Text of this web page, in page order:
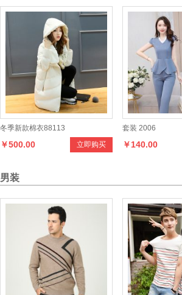
冬季新款棉衣88113
立即购买
￥500.00
套装 2006
￥140.00
男装